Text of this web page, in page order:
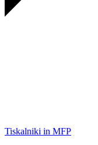
Tiskalniki in MFP